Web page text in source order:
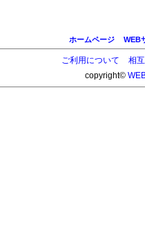
ホームページ WEB
ご利用について
相
copyright©